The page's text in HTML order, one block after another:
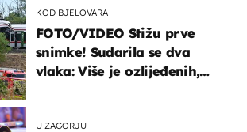
KOD BJELOVARA
FOTO/VIDEO Stižu prve
snimke! Sudarila se dva
vlaka: Više je ozlijeđenih,
U ZAGORJU